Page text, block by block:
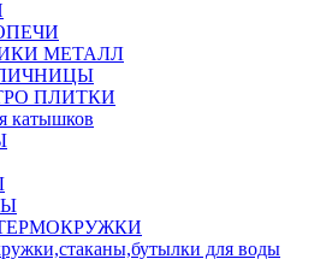
МЕТАЛЛ
ПЛИТКИ
катышков
для воды